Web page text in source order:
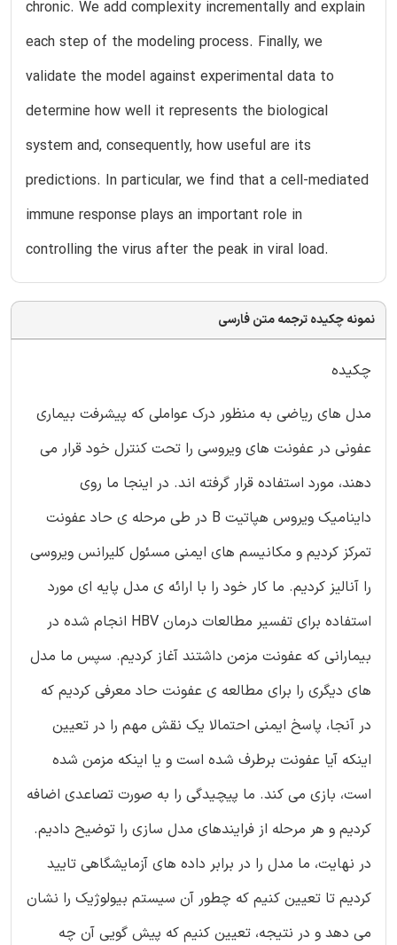
chronic. We add complexity incrementally and explain
each step of the modeling process. Finally, we
validate the model against experimental data to
determine how well it represents the biological
system and, consequently, how useful are its
predictions. In particular, we find that a cell-mediated
immune response plays an important role in
controlling the virus after the peak in viral load.
نمونه چکیده ترجمه متن فارسی
چکیده
مدل های ریاضی به منظور درک عواملی که پیشرفت بیماری
عفونی در عفونت های ویروسی را تحت کنترل خود قرار می
دهند، مورد استفاده قرار گرفته اند. در اینجا ما روی
داینامیک ویروس هپاتیت B در طی مرحله ی حاد عفونت
تمرکز کردیم و مکانیسم های ایمنی مسئول کلیرانس ویروسی
را آنالیز کردیم. ما کار خود را با ارائه ی مدل پایه ای مورد
استفاده برای تفسیر مطالعات درمان HBV انجام شده در
بیمارانی که عفونت مزمن داشتند آغاز کردیم. سپس ما مدل
های دیگری را برای مطالعه ی عفونت حاد معرفی کردیم که
در آنجا، پاسخ ایمنی احتمالا یک نقش مهم را در تعیین
اینکه آیا عفونت برطرف شده است و یا اینکه مزمن شده
است، بازی می کند. ما پیچیدگی را به صورت تصاعدی اضافه
کردیم و هر مرحله از فرایندهای مدل سازی را توضیح دادیم.
در نهایت، ما مدل را در برابر داده های آزمایشگاهی تایید
کردیم تا تعیین کنیم که چطور آن سیستم بیولوژیک را نشان
می دهد و در نتیجه، تعیین کنیم که پیش گویی آن چه